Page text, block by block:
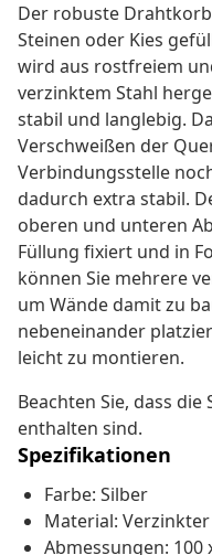
Der robuste
Steinen oder Kies
wird aus rostfreiem
verzinktem Stahl
stabil und langlebig.
Verschweißen der
Verbindungsstelle
dadurch extra stabil.
oberen und unteren
Füllung fixiert und in
können Sie mehrere
um Wände damit zu
nebeneinander
leicht zu montieren.
Beachten Sie, dass
enthalten sind.
Spezifikationen
Farbe: Silber
Material: Verzinkter
Abmessungen: 100